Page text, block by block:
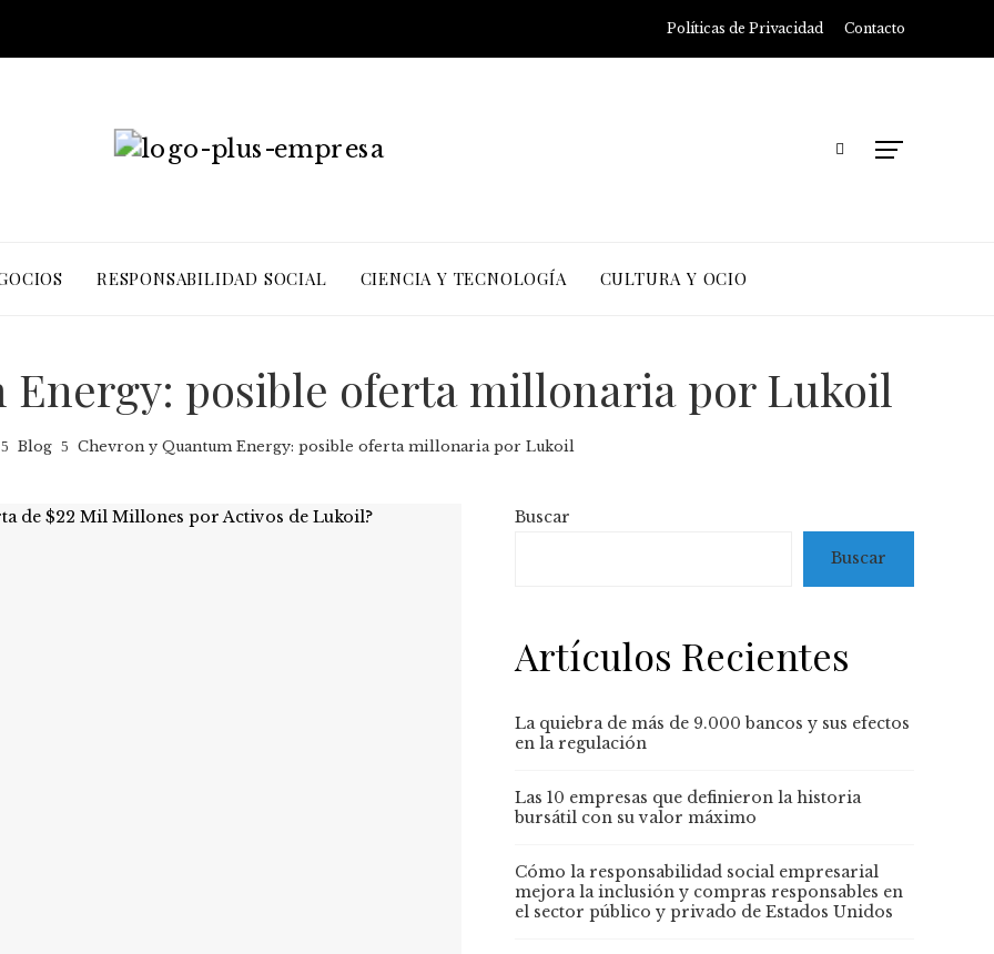
Políticas de Privacidad Contacto
RESPONSABILIDAD SOCIAL CIENCIA Y TECNOLOGÍA CULTURA Y OCIO
Energy: posible oferta millonaria por Lukoil
Blog Chevron y Quantum Energy: posible oferta millonaria por Lukoil
Buscar
Buscar
Artículos Recientes
La quiebra de más de 9.000 bancos y sus efectos
en la regulación
Las 10 empresas que definieron la historia
bursátil con su valor máximo
Cómo la responsabilidad social empresarial
mejora la inclusión y compras responsables en
el sector público y privado de Estados Unidos